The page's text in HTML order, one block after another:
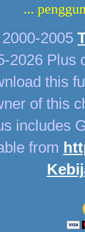
...
2005
2026 Plus
this
of this
includes
from